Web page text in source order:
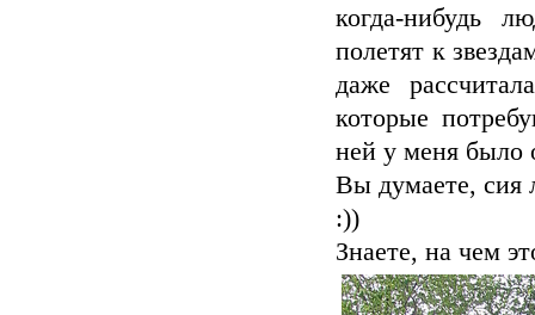
когда-нибудь
полетят к
даже
которые
ней у меня было
Вы думаете, сия
:))
Знаете, на чем